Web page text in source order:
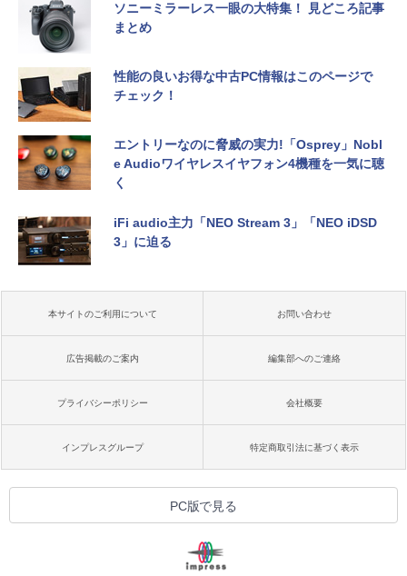
ソニーミラーレス一眼の大特集！ 見どころ記事
まとめ
性能の良いお得な中古PC情報はこのページで
チェック！
エントリーなのに脅威の実力!「Osprey」Nobl
e Audioワイヤレスイヤフォン4機種を一気に聴
く
iFi audio主力「NEO Stream 3」「NEO iDSD
3」に迫る
本サイトのご利用について お問い合わせ
広告掲載のご案内 編集部へのご連絡
プライバシーポリシー 会社概要
インプレスグループ 特定商取引法に基づく表示
PC版で見る